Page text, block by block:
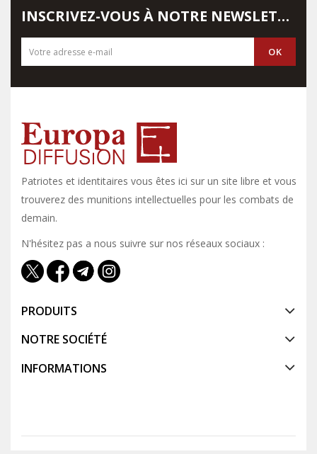
INSCRIVEZ-VOUS À NOTRE NEWSLETTER
Patriotes et identitaires vous êtes ici sur un site libre et vous y
trouverez des munitions intellectuelles pour les combats de
demain.
N'hésitez pas a nous suivre sur nos réseaux sociaux :
PRODUITS
NOTRE SOCIÉTÉ
INFORMATIONS